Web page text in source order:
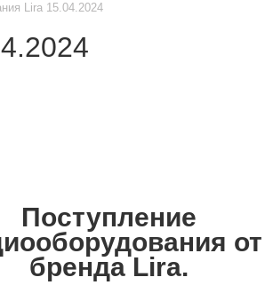
Lira 15.04.2024
Поступление
от
бренда Lira.